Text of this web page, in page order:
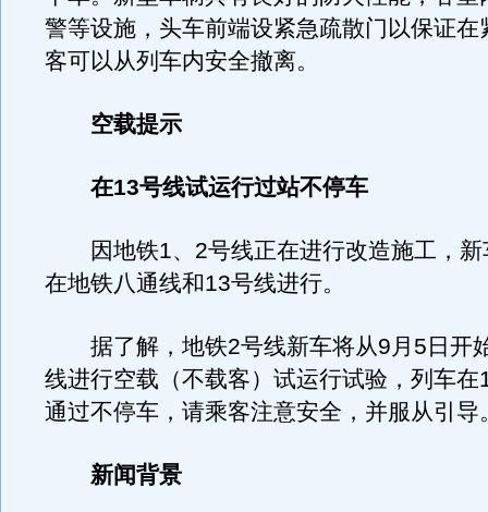
警等设施，头车前端设紧急疏散门以保证在
客可以从列车内安全撤离。
空载提示
在13号线试运行过站不停车
因地铁1、2号线正在进行改造施工，新
在地铁八通线和13号线进行。
据了解，地铁2号线新车将从9月5日开
线进行空载（不载客）试运行试验，列车在
通过不停车，请乘客注意安全，并服从引导
新闻背景